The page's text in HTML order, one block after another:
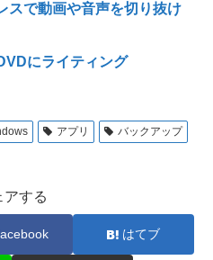
スで動画や音声を切り抜け
にライティング
アプリ
バックアップ
アする
はてブ